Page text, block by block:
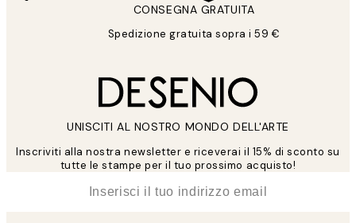
CONSEGNA GRATUITA
Spedizione gratuita sopra i 59 €
UNISCITI AL NOSTRO MONDO DELL'ARTE
Inscriviti alla nostra newsletter e riceverai il 15% di sconto su
tutte le stampe per il tuo prossimo acquisto!